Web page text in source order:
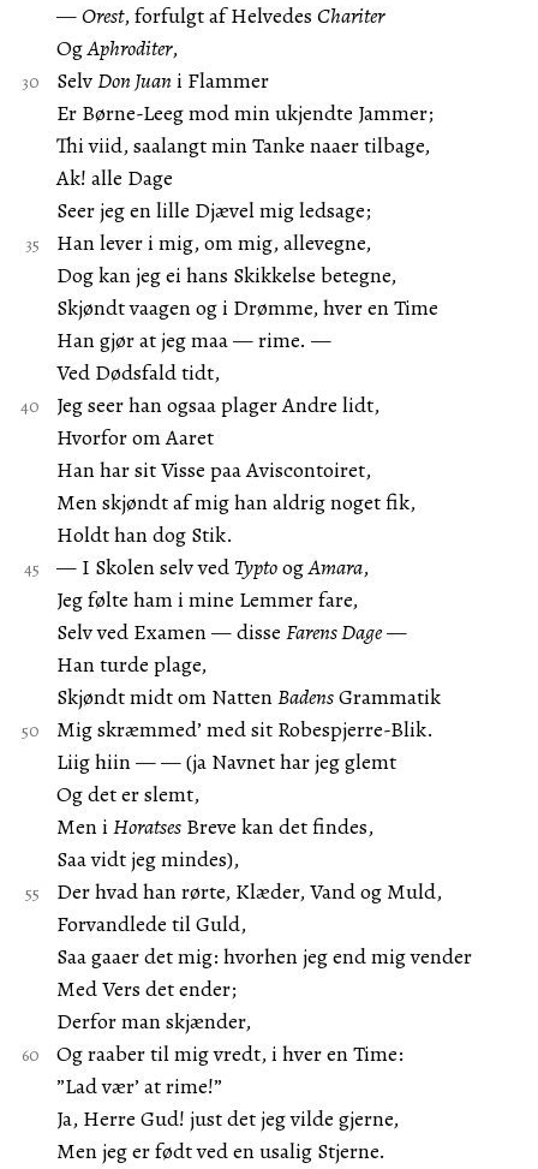
—Orest, forfulgt af Helvedes Chariter
OgAphroditer,
SelvDon Juan i Flammer
Er Børne-Leeg mod min ukjendte Jammer;
Thi viid, saalangt min Tanke naaer tilbage,
Ak! alle Dage
Seer jeg en lille Djævel mig ledsage;
Han lever i mig, om mig, allevegne,
Dog kan jeg ei hans Skikkelse betegne,
Skjøndt vaagen og i Drømme, hver en Time
Han gjør at jeg maa — rime. —
Ved Dødsfald tidt,
Jeg seer han ogsaa plager Andre lidt,
Hvorfor om Aaret
Han har sit Visse paa Aviscontoiret,
Men skjøndt af mig han aldrig noget fik,
Holdt han dog Stik.
— I Skolen selv vedTyptoogAmara,
Jeg følte ham i mine Lemmer fare,
Selv ved Examen — disse Farens Dage—
Han turde plage,
Skjøndt midt om NattenBadensGrammatik
Mig skræmmed’ med sit Robespjerre-Blik.
Liig hiin — — (ja Navnet har jeg glemt
Og det er slemt,
Men i HoratsesBreve kan det findes,
Saa vidt jeg mindes),
Der hvad han rørte, Klæder, Vand og Muld,
Forvandlede til Guld,
Saa gaaer det mig: hvorhen jeg end mig vender
Med Vers det ender;
Derfor man skjænder,
Og raaber til mig vredt, i hver en Time:
”Lad vær’ at rime!”
Ja, Herre Gud! just det jeg vilde gjerne,
Men jeg er født ved en usalig Stjerne.